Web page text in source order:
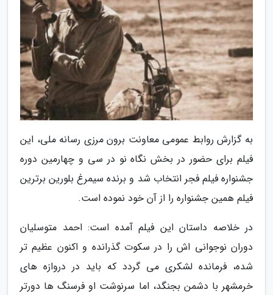
به گزارش روابط عمومی معاونت برون مرزی رسانه ملی، این
فیلم برای حضور در بخش نگاه نو در سی و چهارمین دوره
جشنواره فیلم فجر انتخاب شد و برنده سیمرغ بلورین برترین
فیلم همین جشنواره را از آن خود نموده است.
در خلاصه داستان این فیلم آمده است: احمد متوسلیان
دوران نوجوانی اش را در سکوت گذرانده و اکنون عظیم تر
شده، فرمانده لشکری می گردد که باید در دروازه های
خرمشهر با دشمن بجنگد، اما سرنوشت او فرسنگ ها دورتر